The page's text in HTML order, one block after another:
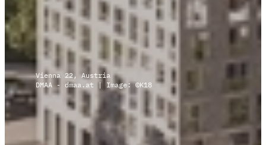
Vienna 22, Austria
DMAA - dmaa.at | Image: ©K18